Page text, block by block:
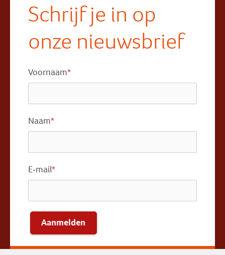
Schrijf je in op
onze nieuwsbrief
Voornaam*
Naam*
E-mail*
Aanmelden